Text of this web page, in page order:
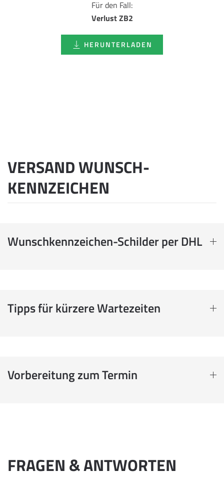
Für den Fall:
Verlust ZB2
HERUNTERLADEN
VERSAND WUNSCH­
KENNZEICHEN
Wunschkennzeichen-Schilder per DHL
Tipps für kürzere Wartezeiten
Vorbereitung zum Termin
FRAGEN & ANTWORTEN